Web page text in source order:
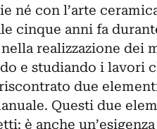
né con l’arte
cinque anni fa
realizzazione dei
e studiando i lavori
due
Questi due
è anche